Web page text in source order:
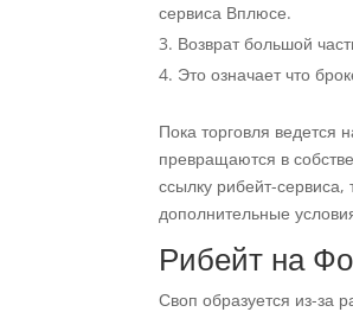
сервиса Вплюсе.
Возврат большой
Это означает что
Пока торговля ведется
превращаются в
ссылку рибейт-
дополнительные
Рибейт на
Своп образуется из-за